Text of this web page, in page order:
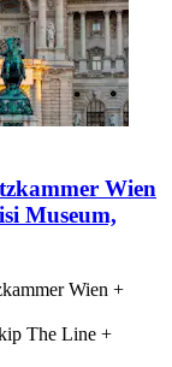
Wien
Museum,
Wien +
The Line +